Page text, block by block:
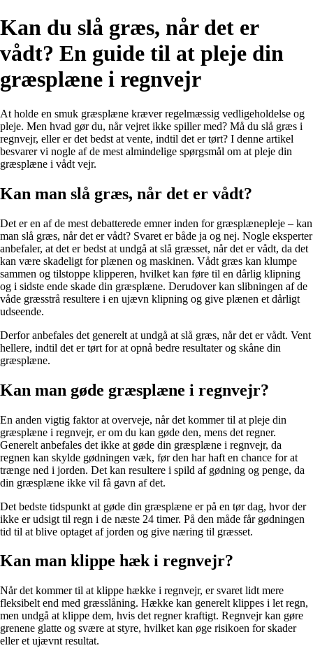
Kan du slå græs, når det er
vådt? En guide til at pleje din
græsplæne i regnvejr
At holde en smuk græsplæne kræver regelmæssig vedligeholdelse og
pleje. Men hvad gør du, når vejret ikke spiller med? Må du slå græs i
regnvejr, eller er det bedst at vente, indtil det er tørt? I denne artikel
besvarer vi nogle af de mest almindelige spørgsmål om at pleje din
græsplæne i vådt vejr.
Kan man slå græs, når det er vådt?
Det er en af de mest debatterede emner inden for græsplænepleje – kan
man slå græs, når det er vådt? Svaret er både ja og nej. Nogle eksperter
anbefaler, at det er bedst at undgå at slå græsset, når det er vådt, da det
kan være skadeligt for plænen og maskinen. Vådt græs kan klumpe
sammen og tilstoppe klipperen, hvilket kan føre til en dårlig klipning
og i sidste ende skade din græsplæne. Derudover kan slibningen af de
våde græsstrå resultere i en ujævn klipning og give plænen et dårligt
udseende.
Derfor anbefales det generelt at undgå at slå græs, når det er vådt. Vent
hellere, indtil det er tørt for at opnå bedre resultater og skåne din
græsplæne.
Kan man gøde græsplæne i regnvejr?
En anden vigtig faktor at overveje, når det kommer til at pleje din
græsplæne i regnvejr, er om du kan gøde den, mens det regner.
Generelt anbefales det ikke at gøde din græsplæne i regnvejr, da
regnen kan skylde gødningen væk, før den har haft en chance for at
trænge ned i jorden. Det kan resultere i spild af gødning og penge, da
din græsplæne ikke vil få gavn af det.
Det bedste tidspunkt at gøde din græsplæne er på en tør dag, hvor der
ikke er udsigt til regn i de næste 24 timer. På den måde får gødningen
tid til at blive optaget af jorden og give næring til græsset.
Kan man klippe hæk i regnvejr?
Når det kommer til at klippe hække i regnvejr, er svaret lidt mere
fleksibelt end med græsslåning. Hække kan generelt klippes i let regn,
men undgå at klippe dem, hvis det regner kraftigt. Regnvejr kan gøre
grenene glatte og svære at styre, hvilket kan øge risikoen for skader
eller et ujævnt resultat.